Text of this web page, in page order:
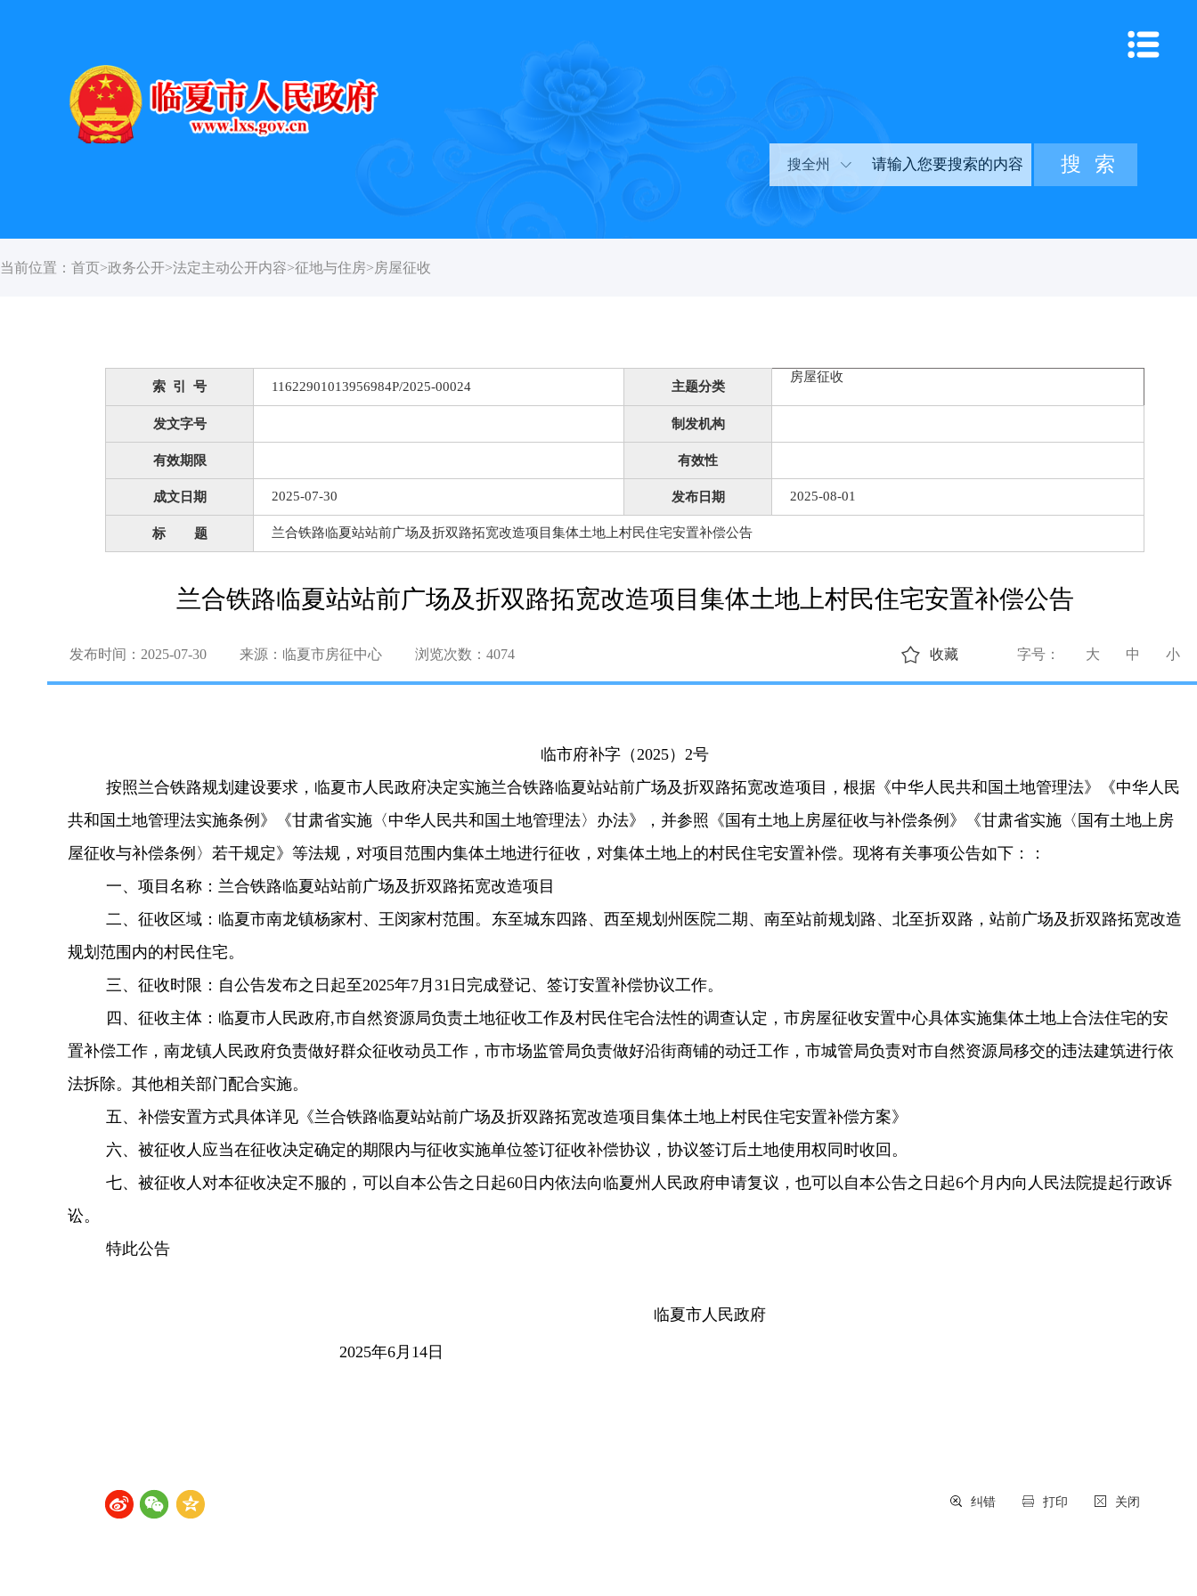
搜全州
当前位置： 首页>政务公开>法定主动公开内容>征地与住房>房屋征收
索 引 号 11622901013956984P/2025-00024 主题分类
房屋征收
发文字号 制发机构
有效期限 有效性
成文日期 2025-07-30 发布日期 2025-08-01
标 题 兰合铁路临夏站站前广场及折双路拓宽改造项目集体土地上村民住宅安置补偿公告
兰合铁路临夏站站前广场及折双路拓宽改造项目集体土地上村民住宅安置补偿公告
发布时间：2025-07-30 来源：临夏市房征中心 浏览次数： 4074 字号： 大 中 小
收藏
临市府补字（2025）2号
按照兰合铁路规划建设要求，临夏市人民政府决定实施兰合铁路临夏站站前广场及折双路拓宽改造项目，根据《中华人民共和国土地管理法》《中华人民
共和国土地管理法实施条例》《甘肃省实施〈中华人民共和国土地管理法〉办法》，并参照《国有土地上房屋征收与补偿条例》《甘肃省实施〈国有土地上房
屋征收与补偿条例〉若干规定》等法规，对项目范围内集体土地进行征收，对集体土地上的村民住宅安置补偿。 现将有关事项公告如下：：
一、项目名称：兰合铁路临夏站站前广场及折双路拓宽改造项目
二、征收区域：临夏市南龙镇杨家村、王闵家村范围。东至城东四路、西至规划州医院二期、南至站前规划路、北至折双路，站前广场及折双路拓宽改造
规划范围内的村民住宅。
三、征收时限：自公告发布之日起至2025年7月31日 完成登记、签订安置补偿协议工作。
四、征收主体：临夏市人民政府,市自然资源局负责土地征收工作及村民住宅合法性的调查认定，市房屋征收安置中心具体实施集体土地上合法住宅的安
置补偿工作，南龙镇人民政府负责做好群众征收动员工作，市市场监管局负责做好沿街商铺的动迁工作，市城管局负责对市自然资源局移交的违法建筑进行依
法拆除。其他相关部门配合实施。
五、补偿安置方式具体详见《兰合铁路临夏站站前广场及折双路拓宽改造项目集体土地上村民住宅安置补偿方案》
六、被征收人应当在征收决定确定的期限内与征收实施单位签订征收补偿协议，协议签订后土地使用权同时收回。
七、被征收人对本征收决定不服的，可以自本公告之日起60日内依法向临夏州人民政府申请复议，也可以自本公告之日起6个月内向人民法院提起行政诉
讼。
特此公告
临夏市人民政府
2025年6月14日
关闭
打印
纠错